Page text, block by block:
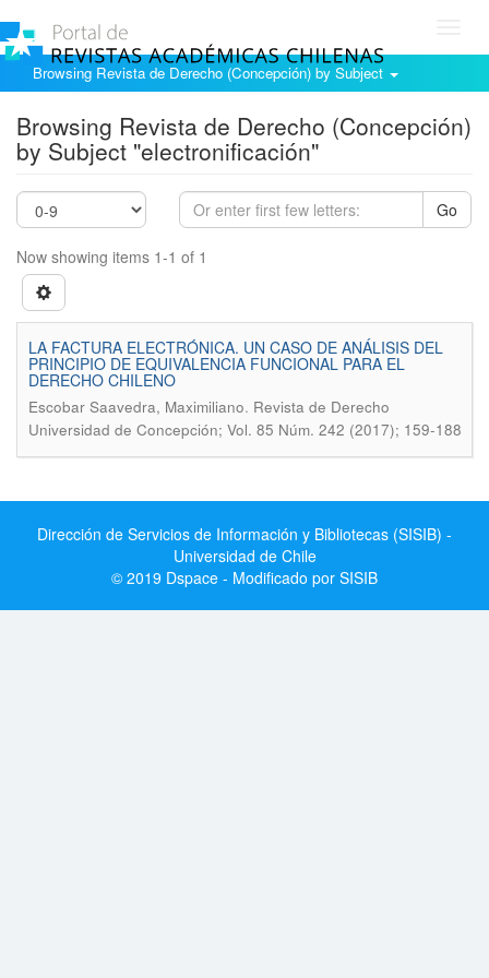
Browsing Revista de Derecho (Concepción) by Subject
Browsing Revista de Derecho (Concepción)
by Subject "electronificación"
Go
Now showing items 1-1 of 1
LA FACTURA ELECTRÓNICA. UN CASO DE ANÁLISIS DEL
PRINCIPIO DE EQUIVALENCIA FUNCIONAL PARA EL
DERECHO CHILENO
Escobar Saavedra, Maximiliano. Revista de Derecho
Universidad de Concepción; Vol. 85 Núm. 242 (2017); 159-188
Dirección de Servicios de Información y Bibliotecas (SISIB) -
Universidad de Chile
© 2019 Dspace - Modificado por SISIB